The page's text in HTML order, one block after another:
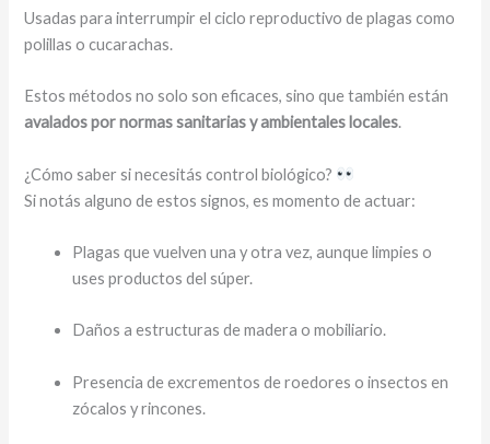
Usadas para interrumpir el ciclo reproductivo de plagas como
polillas o cucarachas.
Estos métodos no solo son eficaces, sino que también están
avalados por normas sanitarias y ambientales locales.
¿Cómo saber si necesitás control biológico?
Si notás alguno de estos signos, es momento de actuar:
Plagas que vuelven una y otra vez, aunque limpies o
uses productos del súper.
Daños a estructuras de madera o mobiliario.
Presencia de excrementos de roedores o insectos en
zócalos y rincones.